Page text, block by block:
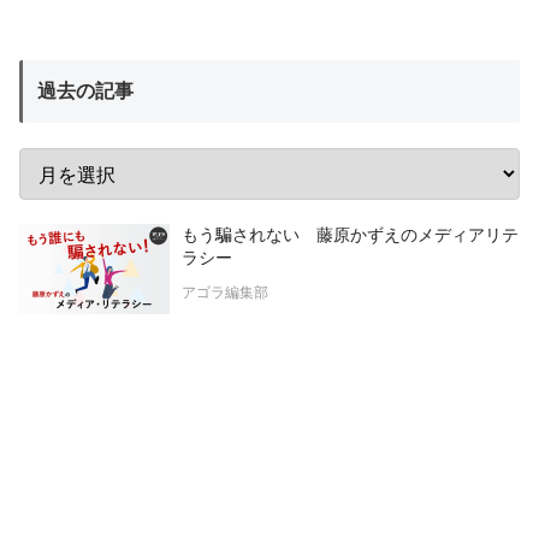
過去の記事
もう騙されない 藤原かずえのメディアリテ
ラシー
アゴラ編集部